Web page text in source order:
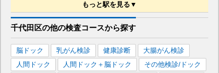
もっと駅を見る▼
■東京メトロ丸ノ内線
東京駅 新宿駅 池袋駅 四ツ谷駅 御茶ノ水駅
銀座 駅 赤坂見附駅 新大塚駅 後楽園駅
淡路町 駅 大手町 駅 霞ケ関 駅 四谷三丁目駅
千代田区の他の検査コースから探す
脳ドック 乳がん検診 健康診断
大腸がん検診
人間ドック
人間ドック＋脳ドック
その他検診/ドック